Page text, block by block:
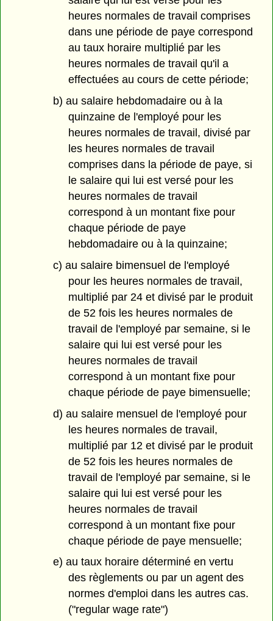
heures normales de travail comprises
dans une période de paye correspond
au taux horaire multiplié par les
heures normales de travail qu'il a
effectuées au cours de cette période;
b) au salaire hebdomadaire ou à la
quinzaine de l'employé pour les
heures normales de travail, divisé par
les heures normales de travail
comprises dans la période de paye, si
le salaire qui lui est versé pour les
heures normales de travail
correspond à un montant fixe pour
chaque période de paye
hebdomadaire ou à la quinzaine;
c) au salaire bimensuel de l'employé
pour les heures normales de travail,
multiplié par 24 et divisé par le produit
de 52 fois les heures normales de
travail de l'employé par semaine, si le
salaire qui lui est versé pour les
heures normales de travail
correspond à un montant fixe pour
chaque période de paye bimensuelle;
d) au salaire mensuel de l'employé pour
les heures normales de travail,
multiplié par 12 et divisé par le produit
de 52 fois les heures normales de
travail de l'employé par semaine, si le
salaire qui lui est versé pour les
heures normales de travail
correspond à un montant fixe pour
chaque période de paye mensuelle;
e) au taux horaire déterminé en vertu
des règlements ou par un agent des
normes d'emploi dans les autres cas.
("regular wage rate")